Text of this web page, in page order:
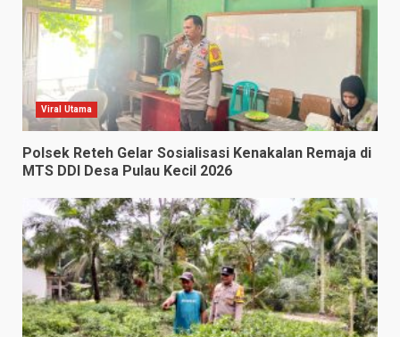
Viral Utama
Polsek Reteh Gelar Sosialisasi Kenakalan Remaja di
MTS DDI Desa Pulau Kecil 2026